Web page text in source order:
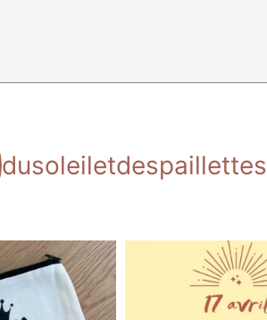
dusoleiletdespaillettes